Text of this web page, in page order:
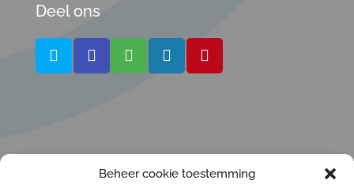
Beheer cookie toestemming
Deel ons